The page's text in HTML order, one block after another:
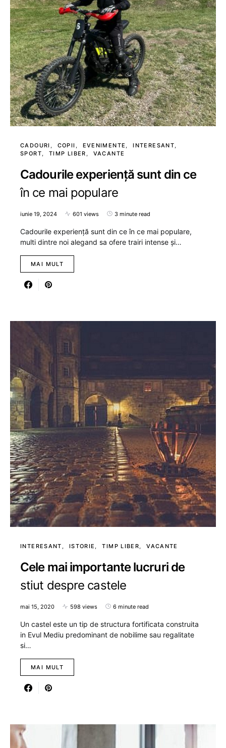
CADOURI COPII EVENIMENTE
INTERESANT
SPORT
TIMP LIBER VACANTE
Cadourile experiență sunt din ce
în ce mai populare
iunie 19, 2024 601 views 3 minute read
Cadourile experiență sunt din ce în ce mai populare,
multi dintre noi alegand sa ofere trairi intense și…
MAI MULT
INTERESANT ISTORIE TIMP LIBER VACANTE
Cele mai importante lucruri de
stiut despre castele
mai 15, 2020 598 views 6 minute read
Un castel este un tip de structura fortificata construita
in Evul Mediu predominant de nobilime sau regalitate
si…
MAI MULT